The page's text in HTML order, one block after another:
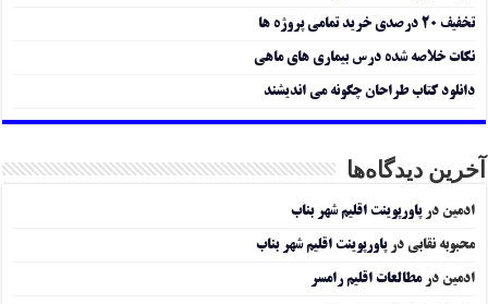
تخفیف ۲۰ درصدی خرید تمامی پروژه ها
نکات خلاصه شده درس بیماری های ماهی
دانلود کتاب طراحان چگونه می اندیشند
آخرین دیدگاه‌ها
ادمین درپاورپوینت اقلیم شهر بناب
محبوبه نقابی درپاورپوینت اقلیم شهر بناب
ادمین درمطالعات اقلیم رامسر